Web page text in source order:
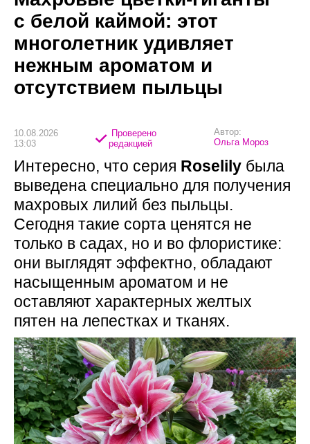
с белой каймой: этот
многолетник удивляет
нежным ароматом и
отсутствием пыльцы
10.08.2026
13:03
Проверено
редакцией
Автор:
Ольга Мороз
Интересно, что серия Roselily была
выведена специально для получения
махровых лилий без пыльцы.
Сегодня такие сорта ценятся не
только в садах, но и во флористике:
они выглядят эффектно, обладают
насыщенным ароматом и не
оставляют характерных желтых
пятен на лепестках и тканях.